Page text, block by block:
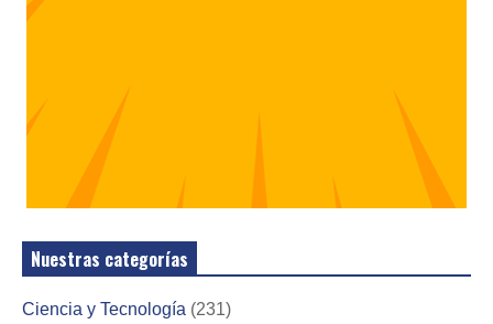
Nuestras categorías
Ciencia y Tecnología (231)